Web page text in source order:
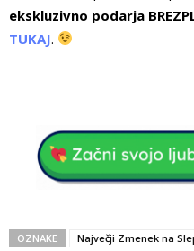
ekskluzivno podarja
TUKAJ.
OZNAKE
Največji Zmenek na